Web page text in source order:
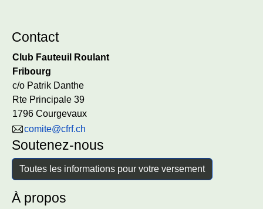
Contact
Club Fauteuil Roulant
Fribourg
c/o Patrik Danthe
Rte Principale 39
1796 Courgevaux
comite@cfrf.ch
Soutenez-nous
Toutes les informations pour votre versement
À propos